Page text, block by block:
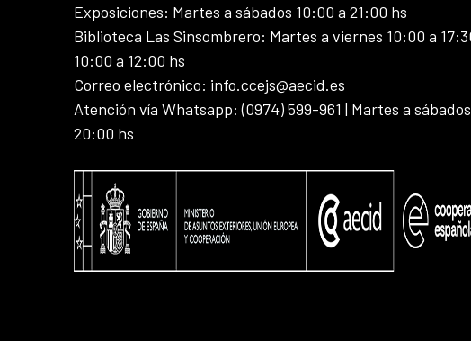
Exposiciones: Martes a sábados 10:00 a 21:00 hs
Biblioteca Las Sinsombrero: Martes a viernes 10:00 a
10:00 a 12:00 hs
Correo electrónico: info.ccejs@aecid.es
Atención vía Whatsapp: (0974) 599-961 | Martes a
20:00 hs